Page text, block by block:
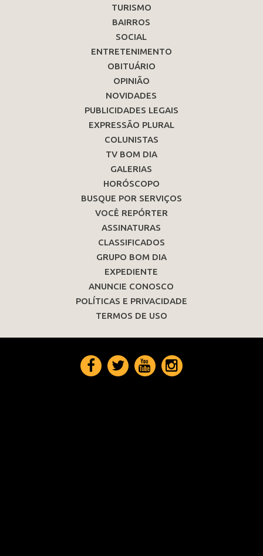
TURISMO
BAIRROS
SOCIAL
ENTRETENIMENTO
OBITUÁRIO
OPINIÃO
NOVIDADES
PUBLICIDADES LEGAIS
EXPRESSÃO PLURAL
COLUNISTAS
TV BOM DIA
GALERIAS
HORÓSCOPO
BUSQUE POR SERVIÇOS
VOCÊ REPÓRTER
ASSINATURAS
CLASSIFICADOS
GRUPO BOM DIA
EXPEDIENTE
ANUNCIE CONOSCO
POLÍTICAS E PRIVACIDADE
TERMOS DE USO